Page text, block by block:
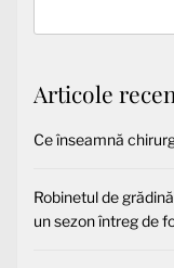
Articole
Ce înseamnă
Robinetul de
un sezon întreg de